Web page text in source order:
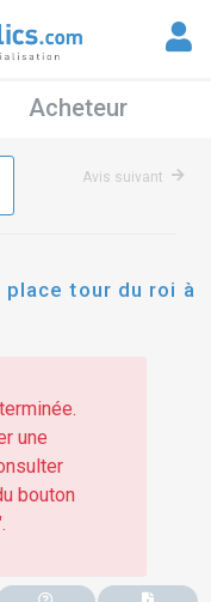
Acheteur
Avis suivant
place tour du roi à
une
bouton